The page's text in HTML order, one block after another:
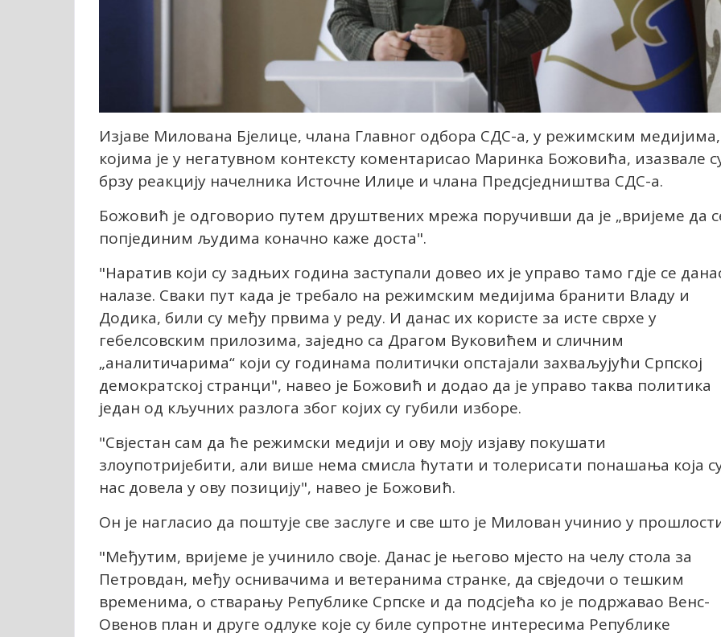
Изјаве Милована Бјелице, члана Главног одбора СДС-а, у режимским
којима је у негатувном контексту коментарисао Маринка Божовића, изазвале
брзу реакцију начелника Источне Илиџе и члана Предсједништва СДС-а.
Божовић је одговорио путем друштвених мрежа поручивши да је „вријеме да
попјединим људима коначно каже доста".
"Наратив који су задњих година заступали довео их је управо тамо гдје се
налазе. Сваки пут када је требало на режимским медијима бранити Владу и
Додика, били су међу првима у реду. И данас их користе за исте сврхе у
гебелсовским прилозима, заједно са Драгом Вуковићем и сличним
„аналитичарима“ који су годинама политички опстајали захваљујући Српској
демократској странци", навео је Божовић и додао да је управо таква политика
један од кључних разлога због којих су губили изборе.
"Свјестан сам да ће режимски медији и ову моју изјаву покушати
злоупотријебити, али више нема смисла ћутати и толерисати понашања која
нас довела у ову позицију", навео је Божовић.
Он је нагласио да поштује све заслуге и све што је Милован учинио у
"Међутим, вријеме је учинило своје. Данас је његово мјесто на челу стола за
Петровдан, међу оснивачима и ветеранима странке, да свједочи о тешким
временима, о стварању Републике Српске и да подсјећа ко је подржавао Венс-
Овенов план и друге одлуке које су биле супротне интересима Републике